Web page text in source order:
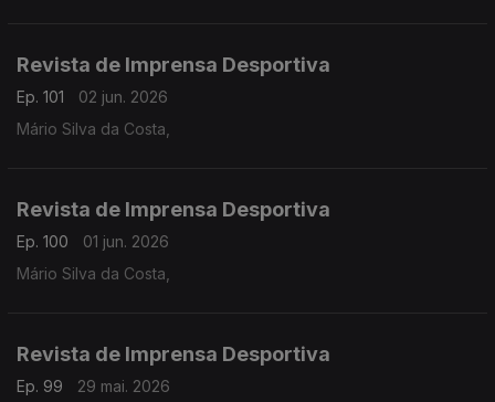
Revista de Imprensa Desportiva
Ep. 101
02 jun. 2026
Mário Silva da Costa,
Revista de Imprensa Desportiva
Ep. 100
01 jun. 2026
Mário Silva da Costa,
Revista de Imprensa Desportiva
Ep. 99
29 mai. 2026